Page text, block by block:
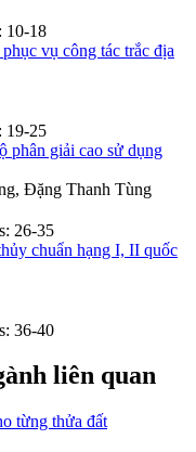
10-18
vụ công tác trắc địa
19-25
phân giải cao sử dụng
Đặng Thanh Tùng
26-35
chuẩn hạng I, II quốc
36-40
liên quan
từng thửa đất